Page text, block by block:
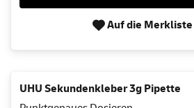
Auf die Merkliste
UHU Sekundenkleber 3g Pipette